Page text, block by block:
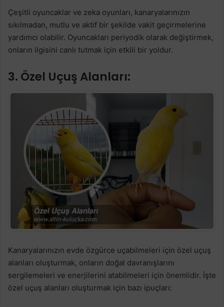
Çeşitli oyuncaklar ve zeka oyunları, kanaryalarınızın
sıkılmadan, mutlu ve aktif bir şekilde vakit geçirmelerine
yardımcı olabilir. Oyuncakları periyodik olarak değiştirmek,
onların ilgisini canlı tutmak için etkili bir yoldur.
3. Özel Uçuş Alanları:
Kanaryalarınızın evde özgürce uçabilmeleri için özel uçuş
alanları oluşturmak, onların doğal davranışlarını
sergilemeleri ve enerjilerini atabilmeleri için önemlidir. İşte
özel uçuş alanları oluşturmak için bazı ipuçları: